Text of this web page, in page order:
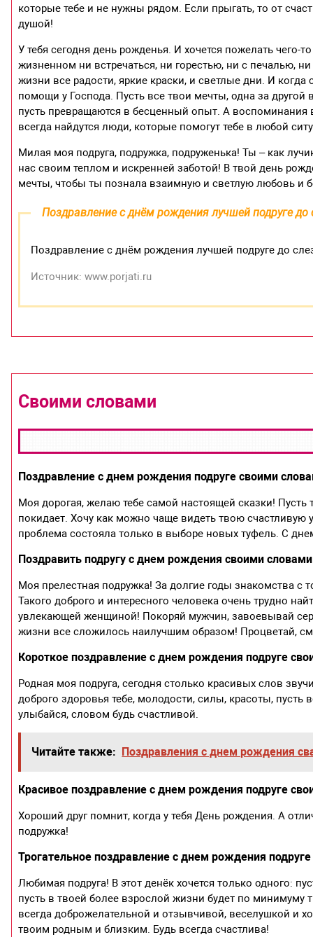
которые тебе и не нужны рядом. Если прыгать, то от
душой!
У тебя сегодня день рожденья. И хочется пожелать чего-
жизненном ни встречаться, ни горестью, ни с печалью,
жизни все радости, яркие краски, и светлые дни. И
помощи у Господа. Пусть все твои мечты, одна за другой
пусть превращаются в бесценный опыт. А
всегда найдутся люди, которые помогут тебе в любой
Милая моя подруга, подружка, подруженька! Ты – как
нас своим теплом и искренней заботой! В твой день
мечты, чтобы ты познала взаимную и светлую любовь и
Поздравление с днём рождения лучшей подруге
Поздравление с днём рождения лучшей подруге до
Источник: www.porjati.ru
Своими словами
Поздравление с днем рождения подруге своими
Моя дорогая, желаю тебе самой настоящей сказки! Пусть
покидает. Хочу как можно чаще видеть твою
проблема состояла только в выборе новых туфель. С
Поздравить подругу с днем рождения своими словами
Моя прелестная подружка! За долгие годы знакомства
Такого доброго и интересного человека очень трудно
увлекающей женщиной! Покоряй мужчин, завоевывай
жизни все сложилось наилучшим образом! Процветай,
Короткое поздравление с днем рождения подруге
Родная моя подруга, сегодня столько красивых слов
доброго здоровья тебе, молодости, силы, красоты,
улыбайся, словом будь счастливой.
Читайте также: Поздравления с днем рождения
Красивое поздравление с днем рождения подруге
Хороший друг помнит, когда у тебя День рождения. А
подружка!
Трогательное поздравление с днем рождения
Любимая подруга! В этот денёк хочется только одного:
пусть в твоей более взрослой жизни будет по минимуму
всегда доброжелательной и отзывчивой, веселушкой и
твоим родным и близким. Будь всегда счастлива!